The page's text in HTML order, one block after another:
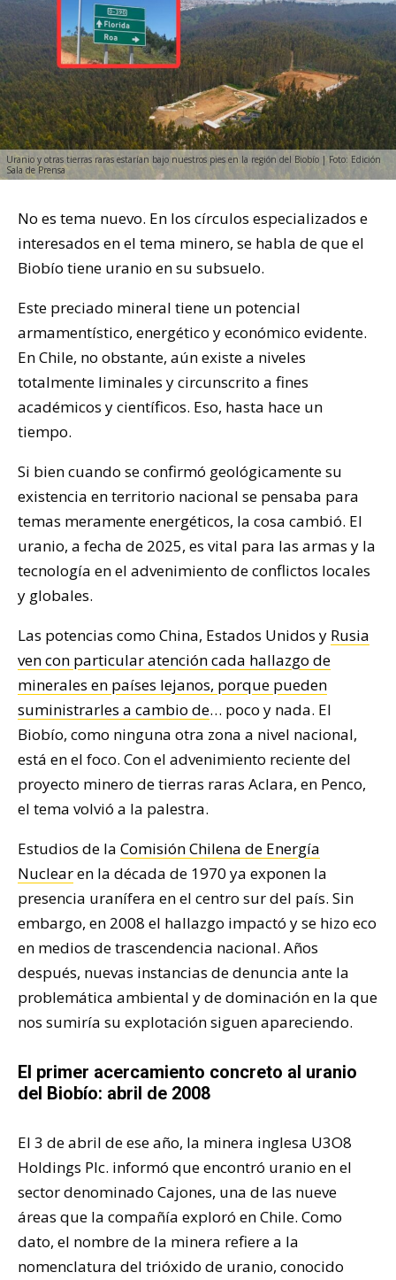
Uranio y otras tierras raras estarían bajo nuestros pies en la región del Biobío | Foto: Edición
Sala de Prensa
No es tema nuevo. En los círculos especializados e
interesados en el tema minero, se habla de que el
Biobío tiene uranio en su subsuelo.
Este preciado mineral tiene un potencial
armamentístico, energético y económico evidente.
En Chile, no obstante, aún existe a niveles
totalmente liminales y circunscrito a fines
académicos y científicos. Eso, hasta hace un
tiempo.
Si bien cuando se confirmó geológicamente su
existencia en territorio nacional se pensaba para
temas meramente energéticos, la cosa cambió. El
uranio, a fecha de 2025, es vital para las armas y la
tecnología en el advenimiento de conflictos locales
y globales.
Las potencias como China, Estados Unidos y Rusia
ven con particular atención cada hallazgo de
minerales en países lejanos, porque pueden
suministrarles a cambio de… poco y nada. El
Biobío, como ninguna otra zona a nivel nacional,
está en el foco. Con el advenimiento reciente del
proyecto minero de tierras raras Aclara, en Penco,
el tema volvió a la palestra.
Estudios de la Comisión Chilena de Energía
Nuclearen la década de 1970 ya exponen la
presencia uranífera en el centro sur del país. Sin
embargo, en 2008 el hallazgo impactó y se hizo eco
en medios de trascendencia nacional. Años
después, nuevas instancias de denuncia ante la
problemática ambiental y de dominación en la que
nos sumiría su explotación siguen apareciendo.
El primer acercamiento concreto al uranio
del Biobío: abril de 2008
El 3 de abril de ese año, la minera inglesa U3O8
Holdings Plc. informó que encontró uranio en el
sector denominado Cajones, una de las nueve
áreas que la compañía exploró en Chile. Como
dato, el nombre de la minera refiere a la
nomenclatura del trióxido de uranio, conocido